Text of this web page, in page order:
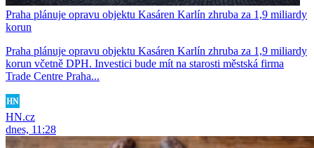
Praha plánuje opravu objektu Kasáren Karlín zhruba za 1,9 miliardy
korun
Praha plánuje opravu objektu Kasáren Karlín zhruba za 1,9 miliardy
korun včetně DPH. Investici bude mít na starosti městská firma
Trade Centre Praha...
HN.cz
dnes, 11:28